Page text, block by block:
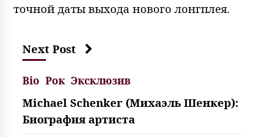
точной даты выхода нового лонгплея.
Next Post
Bio Рок Эксклюзив
Michael Schenker (Михаэль Шенкер):
Биография артиста